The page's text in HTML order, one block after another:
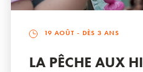
19 AOÛT - DÈS 3 ANS
LA PÊCHE AUX